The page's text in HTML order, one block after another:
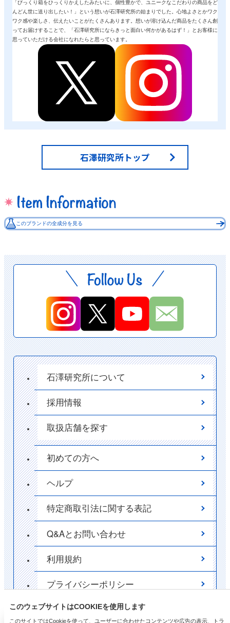
このウェブサイトはCOOKIEを使用します
このサイトではCookieを使って、ユーザーに合わせたコンテンツや広告の表示、トラ
「びっくり箱をひっくりかえしたみたいに、個性豊かで、ユニークなこだわりの商品をど
んどん世に送り出したい！」という想いが石澤研究所の始まりでした。心地よさとかワク
ワク感や楽しさ、伝えたいことがたくさんあります。想いが溶け込んだ商品をたくさん創
ってお届けすることで、「石澤研究所にならきっと面白い何かがあるはず！」とお客様に
思っていただける会社になれたらと思っています。
石澤研究所トップ
このブランドの全成分を見る
石澤研究所について
採用情報
取扱店舗を探す
初めての方へ
ヘルプ
特定商取引法に関する表記
Q&Aとお問い合わせ
利用規約
プライバシーポリシー
ポイント